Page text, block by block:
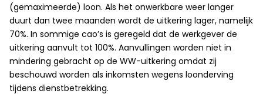
(gemaximeerde) loon. Als het onwerkbare weer langer
duurt dan twee maanden wordt de uitkering lager, namelijk
70%. In sommige cao’s is geregeld dat de werkgever de
uitkering aanvult tot 100%. Aanvullingen worden niet in
mindering gebracht op de WW-uitkering omdat zij
beschouwd worden als inkomsten wegens loonderving
tijdens dienstbetrekking.